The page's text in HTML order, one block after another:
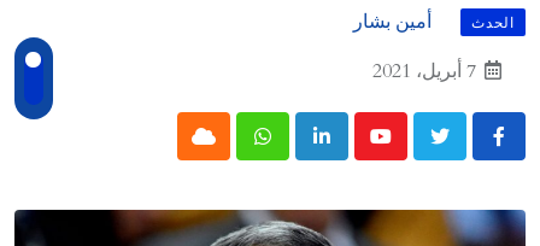
الحدث
أمين بشار
7 أبريل، 2021
Youtube
LinkedIn
Whatsapp
Cloud